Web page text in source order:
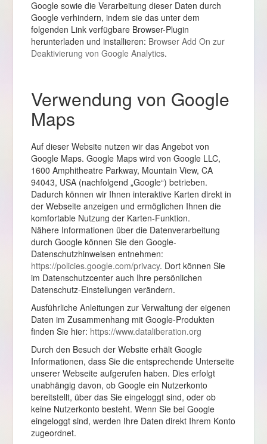
Google sowie die Verarbeitung dieser Daten durch
Google verhindern, indem sie das unter dem
folgenden Link verfügbare Browser-Plugin
herunterladen und installieren: Browser Add On zur
Deaktivierung von Google Analytics.
Verwendung von Google
Maps
Auf dieser Website nutzen wir das Angebot von
Google Maps. Google Maps wird von Google LLC,
1600 Amphitheatre Parkway, Mountain View, CA
94043, USA (nachfolgend „Google“) betrieben.
Dadurch können wir Ihnen interaktive Karten direkt in
der Webseite anzeigen und ermöglichen Ihnen die
komfortable Nutzung der Karten-Funktion.
Nähere Informationen über die Datenverarbeitung
durch Google können Sie den Google-
Datenschutzhinweisen entnehmen:
https://policies.google.com/privacy. Dort können Sie
im Datenschutzcenter auch Ihre persönlichen
Datenschutz-Einstellungen verändern.
Ausführliche Anleitungen zur Verwaltung der eigenen
Daten im Zusammenhang mit Google-Produkten
finden Sie hier: https://www.dataliberation.org
Durch den Besuch der Website erhält Google
Informationen, dass Sie die entsprechende Unterseite
unserer Webseite aufgerufen haben. Dies erfolgt
unabhängig davon, ob Google ein Nutzerkonto
bereitstellt, über das Sie eingeloggt sind, oder ob
keine Nutzerkonto besteht. Wenn Sie bei Google
eingeloggt sind, werden Ihre Daten direkt Ihrem Konto
zugeordnet.